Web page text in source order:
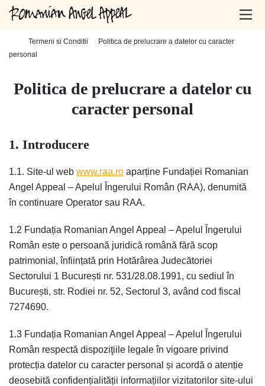
Termeni si Conditii
Politica de prelucrare a datelor cu caracter
personal
Politica de prelucrare a datelor cu
caracter personal
1. Introducere
1.1. Site-ul web www.raa.ro aparține Fundației Romanian
Angel Appeal – Apelul Îngerului Român (RAA), denumită
în continuare Operator sau RAA.
1.2 Fundația Romanian Angel Appeal – Apelul Îngerului
Român este o persoană juridică română fără scop
patrimonial, înființată prin Hotărârea Judecătoriei
Sectorului 1 București nr. 531/28.08.1991, cu sediul în
București, str. Rodiei nr. 52, Sectorul 3, având cod fiscal
7274690.
1.3 Fundația Romanian Angel Appeal – Apelul Îngerului
Român respectă dispoziţiile legale în vigoare privind
protecția datelor cu caracter personal și acordă o atenție
deosebită confidențialității informațiilor vizitatorilor site-ului